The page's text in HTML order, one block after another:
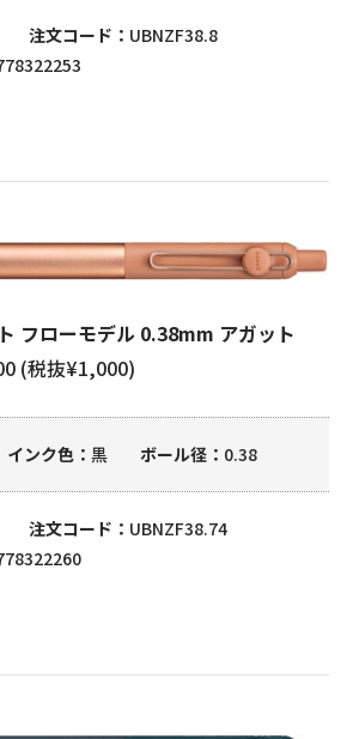
注文コード
UBNZF38.8
フローモデル 0.38mm アガット
(税抜¥1,000)
インク色 黒 ボール径 0.38
注文コード
UBNZF38.74